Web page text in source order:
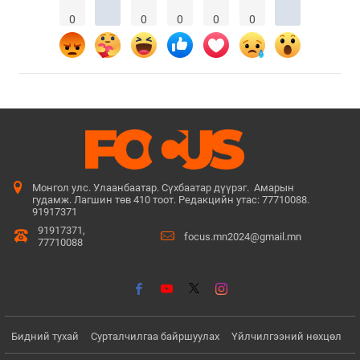
0 0 0 0 0
Монгол улс. Улаанбаатар. Сүхбаатар дүүрэг. Амарын
гудамж. Лагшин төв 410 тоот. Редакцийн утас: 77710088.
91917371
91917371,
77710088
focus.mn2024@gmail.mn
Бидний тухай Сурталчилгаа байршуулах Үйлчилгээний нөхцөл